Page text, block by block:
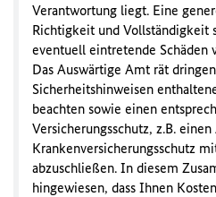
Verantwortung liegt. Eine
Richtigkeit und Vollständigkeit
eventuell eintretende Schäden
Das Auswärtige Amt rät
Sicherheitshinweisen
beachten sowie einen
Versicherungsschutz, z.B. einen
Krankenversicherungsschutz
abzuschließen. In diesem
hingewiesen, dass Ihnen